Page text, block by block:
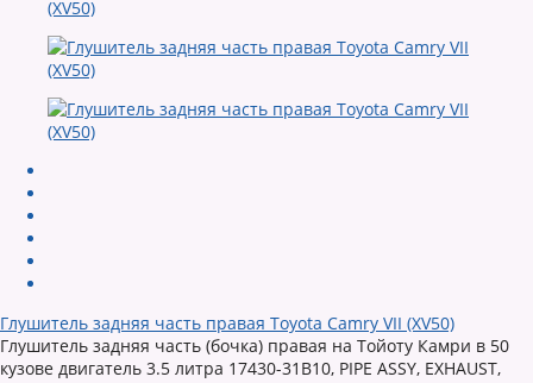
Глушитель задняя часть правая Toyota Camry VII (XV50)
Глушитель задняя часть (бочка) правая на Тойоту Камри в 50
кузове двигатель 3.5 литра 17430-31B10, PIPE ASSY, EXHAUST,